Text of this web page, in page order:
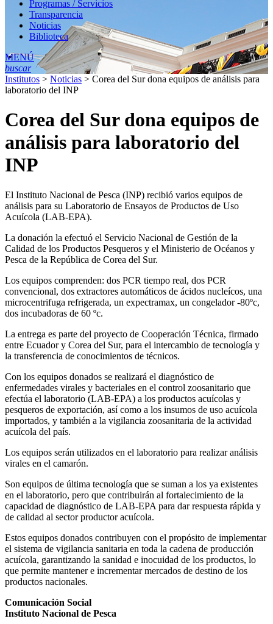
Programas / Servicios
Transparencia
Noticias
Biblioteca
MENÚ
buscar
Institutos > Noticias > Corea del Sur dona equipos de análisis para
laboratorio del INP
Corea del Sur dona equipos de
análisis para laboratorio del
INP
El Instituto Nacional de Pesca (INP) recibió varios equipos de
análisis para su Laboratorio de Ensayos de Productos de Uso
Acuícola (LAB-EPA).
La donación la efectuó el Servicio Nacional de Gestión de la
Calidad de los Productos Pesqueros y el Ministerio de Océanos y
Pesca de la República de Corea del Sur.
Los equipos comprenden: dos PCR tiempo real, dos PCR
convencional, dos extractores automáticos de ácidos nucleícos, una
microcentrifuga refrigerada, un expectramax, un congelador -80ºc,
dos incubadoras de 60 ºc.
La entrega es parte del proyecto de Cooperación Técnica, firmado
entre Ecuador y Corea del Sur, para el intercambio de tecnología y
la transferencia de conocimientos de técnicos.
Con los equipos donados se realizará el diagnóstico de
enfermedades virales y bacteriales en el control zoosanitario que
efectúa el laboratorio (LAB-EPA) a los productos acuícolas y
pesqueros de exportación, así como a los insumos de uso acuícola
importados, y también a la vigilancia zoosanitaria de la actividad
acuícola del país.
Los equipos serán utilizados en el laboratorio para realizar análisis
virales en el camarón.
Son equipos de última tecnología que se suman a los ya existentes
en el laboratorio, pero que contribuirán al fortalecimiento de la
capacidad de diagnóstico de LAB-EPA para dar respuesta rápida y
de calidad al sector productor acuícola.
Estos equipos donados contribuyen con el propósito de implementar
el sistema de vigilancia sanitaria en toda la cadena de producción
acuícola, garantizando la sanidad e inocuidad de los productos, lo
que permite mantener e incrementar mercados de destino de los
productos nacionales.
Comunicación Social
Instituto Nacional de Pesca